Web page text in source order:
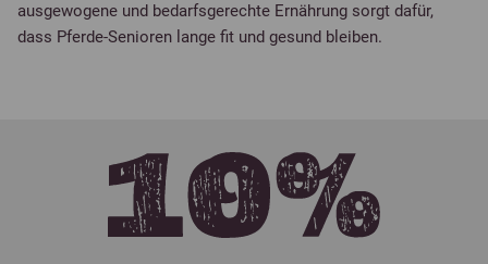
ausgewogene und bedarfsgerechte Ernährung sorgt dafür,
dass Pferde-Senioren lange fit und gesund bleiben.